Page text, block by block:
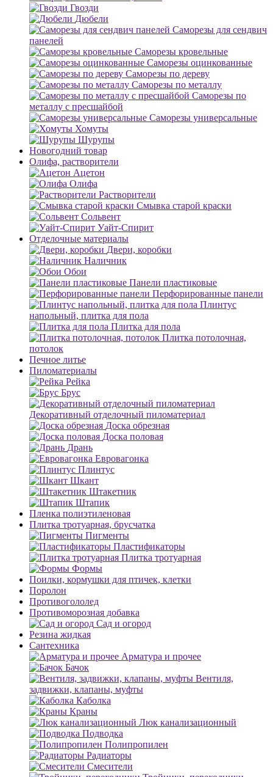
Гвозди
Дюбели
Саморезы для сендвич
панелей
Саморезы кровельные
Саморезы оцинкованные
Саморезы по дереву
Саморезы по металлу
Саморезы по
металлу с пресшайбой
Саморезы универсальные
Хомуты
Шурупы
Новогодний товар
Олифа, растворители
Ацетон
Олифа
Растворители
Смывка старой краски
Сольвент
Уайт-Спирит
Отделочные материалы
Двери, коробки
Наличник
Обои
Панели пластиковые
Перфорированные панели
Плинтус
напольный, плитка для пола
Плитка для пола
Плитка потолочная,
потолок
Печное литье
Пиломатериалы
Рейка
Брус
Декоративный отделочный пиломатериал
Доска обрезная
Доска половая
Дрань
Евровагонка
Плинтус
Шкант
Штакетник
Штапик
Пленка полиэтиленовая
Плитка тротуарная, брусчатка
Пигменты
Пластификаторы
Плитка тротуарная
Формы
Поилки, кормушки для птичек, клетки
Поролон
Противогололед
Противоморозная добавка
Сад и огород
Резина жидкая
Сантехника
Арматура и прочее
Бачок
Вентиля,
задвижки, клапаны, муфты
Каболка
Краны
Люк канализационный
Подводка
Полипропилен
Радиаторы
Смесители